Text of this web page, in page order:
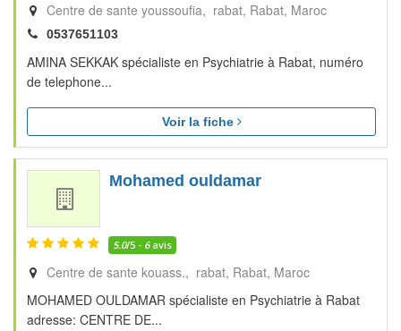
Centre de sante youssoufia, rabat Rabat Maroc
0537651103
AMINA SEKKAK spécialiste en Psychiatrie à Rabat, numéro
de telephone...
Voir la fiche
Mohamed ouldamar
5.0/5 - 6avis
Centre de sante kouass., rabat Rabat Maroc
MOHAMED OULDAMAR spécialiste en Psychiatrie à Rabat
adresse: CENTRE DE...